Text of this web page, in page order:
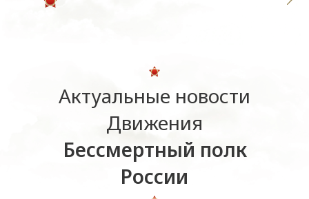
Актуальные новости
Движения
Бессмертный полк
России